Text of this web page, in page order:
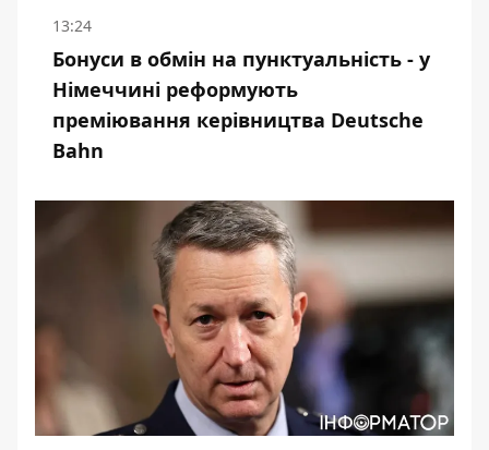
13:24
Бонуси в обмін на пунктуальність - у
Німеччині реформують
преміювання керівництва Deutsche
Bahn